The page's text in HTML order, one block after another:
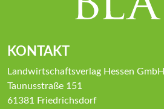
KONTAKT
Landwirtschaftsverlag Hessen GmbH
Taunusstraße 151
61381 Friedrichsdorf